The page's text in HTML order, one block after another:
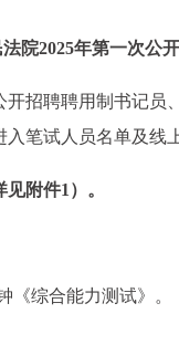
院2025年第一次公
开招聘聘用制书记
笔试人员名单及线
附件1）。
《综合能力测试》。